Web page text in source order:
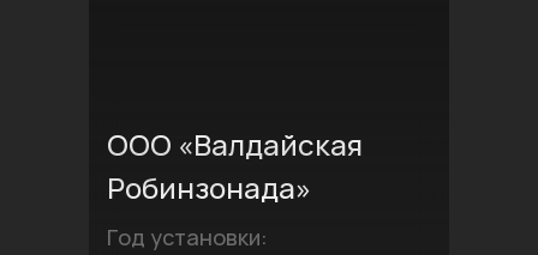
ООО «Валдайская
Робинзонада»
Год установки: